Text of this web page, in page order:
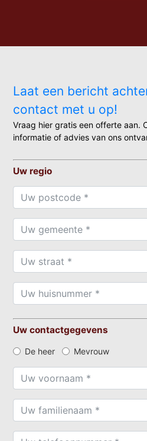
Laat een bericht
contact met u op!
Vraag hier gratis een offerte aan.
informatie of advies van ons
Uw regio
Uw contactgegevens
De heer Mevrouw